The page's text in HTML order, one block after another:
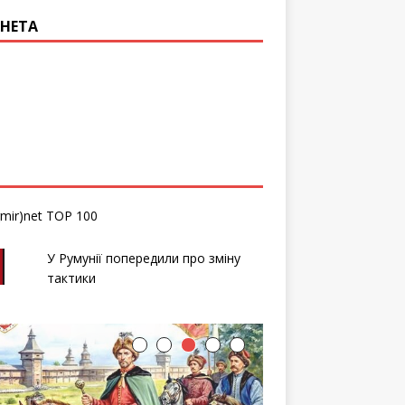
У Румунії попередили про зміну
тактики